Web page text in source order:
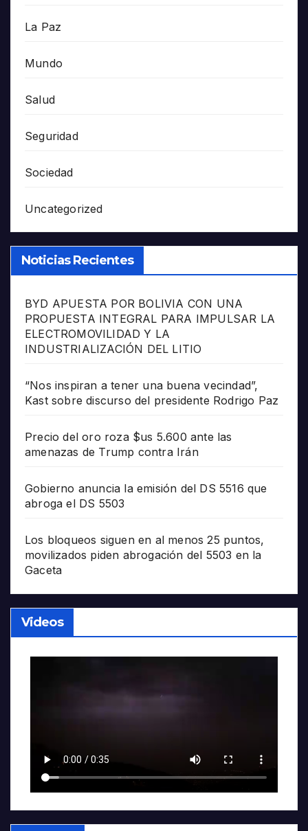
La Paz
Mundo
Salud
Seguridad
Sociedad
Uncategorized
Noticias Recientes
BYD APUESTA POR BOLIVIA CON UNA
PROPUESTA INTEGRAL PARA IMPULSAR LA
ELECTROMOVILIDAD Y LA
INDUSTRIALIZACIÓN DEL LITIO
“Nos inspiran a tener una buena vecindad”,
Kast sobre discurso del presidente Rodrigo Paz
Precio del oro roza $us 5.600 ante las
amenazas de Trump contra Irán
Gobierno anuncia la emisión del DS 5516 que
abroga el DS 5503
Los bloqueos siguen en al menos 25 puntos,
movilizados piden abrogación del 5503 en la
Gaceta
Videos